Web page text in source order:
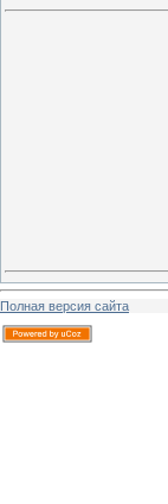
Полная версия сайта